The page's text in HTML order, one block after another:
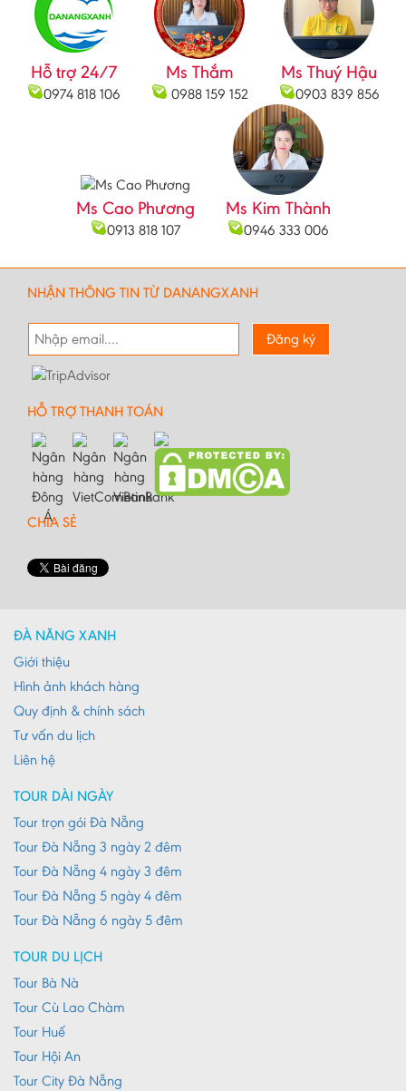
Bắc Cạn
Bắc Giang
Bắc Ninh
Cao Bằng
Đồng Nai
Đắc Lắc
Điện Biên
Gia Lai
Hà Giang
Hà Nam
Hà Tĩnh
Hòa Bình
Hải Dương
Hải Phòng
Hưng Yên
Khánh Hoà
Kiên Giang
Kon Tum
Lào Cai
Lâm Đồng
Lạng Sơn
Long An
Nam Định
Nghệ An
Ninh Bình
Ninh Thuận
Hỗ trợ 24/7
0974 818 106
Ms Thắm
0988 159 152
Ms Thuý Hậu
0903 839 856
Ms Cao Phương
0913 818 107
Ms Kim Thành
0946 333 006
NHẬN THÔNG TIN TỪ DANANGXANH
Đăng ký
HỖ TRỢ THANH TOÁN
CHIA SẺ
ĐÀ NẴNG XANH
Giới thiệu
Hình ảnh khách hàng
Quy định & chính sách
Tư vấn du lịch
Liên hệ
TOUR DÀI NGÀY
Tour trọn gói Đà Nẵng
Tour Đà Nẵng 3 ngày 2 đêm
Tour Đà Nẵng 4 ngày 3 đêm
Tour Đà Nẵng 5 ngày 4 đêm
Tour Đà Nẵng 6 ngày 5 đêm
TOUR DU LỊCH
Tour Bà Nà
Tour Cù Lao Chàm
Tour Huế
Tour Hội An
Tour City Đà Nẵng